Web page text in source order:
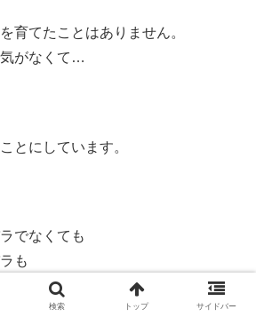
育てたことはありません。
がなくて…
とにしています。
でなくても
も
。
検索 トップ サイドバー